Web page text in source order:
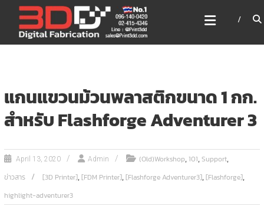
content
3DD DIGITAL FABRICATION
เครื่องพิมพ์3มิติ สแกนเนอร์
เลเซอร์
แกนแขวนม้วนพลาสติกขนาด 1 กก.
สำหรับ Flashforge Adventurer 3
April 13, 2020 Admin (Old)Workshop,101,Support,
ข่าวสาร [3D Printer],[FDM Printer],[Flashforge Adventurer3],[Flashforge],
highlight-adventurer3